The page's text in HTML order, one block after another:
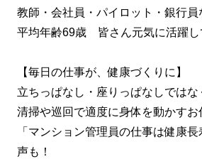
教師・会社員・パイロット・銀行員
平均年齢69歳 皆さん元気に活躍し
【毎日の仕事が、健康づくりに】
立ちっぱなし・座りっぱなしではな
清掃や巡回で適度に身体を動かすお
「マンション管理員の仕事は健康
声も！